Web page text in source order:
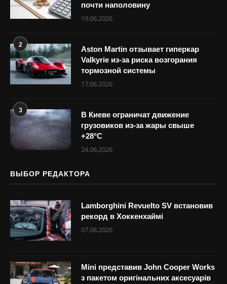
почти наполовину
19.06.2026
2
Aston Martin отзывает гиперкар
Valkyrie из-за риска возгорания
тормозной системы
17.06.2026
3
В Киеве ограничат движение
грузовиков из-за жары свыше
+28°С
24.06.2026
ВЫБОР РЕДАКТОРА
Lamborghini Revuelto SV встановив
рекорд в Хоккенхаймі
07.08.2026
Mini представив John Cooper Works
з пакетом оригінальних аксесуарів